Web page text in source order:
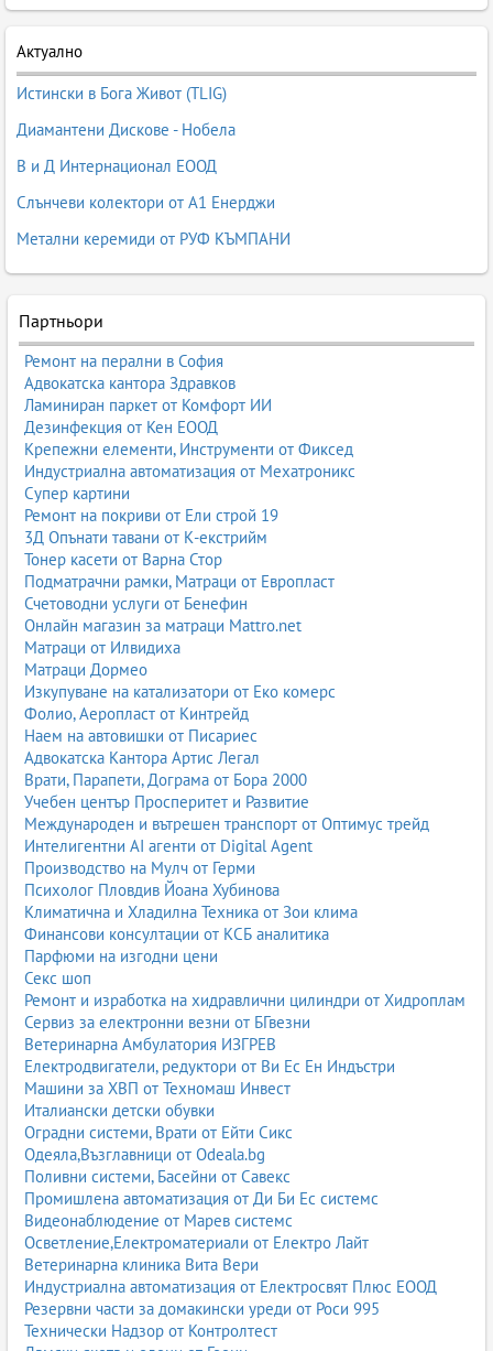
Актуално
Истински в Бога Живот (TLIG)
Диамантени Дискове - Нобела
В и Д Интернационал ЕООД
Слънчеви колектори от А1 Енерджи
Метални керемиди от РУФ КЪМПАНИ
Партньори
Ремонт на перални в София
Адвокатска кантора Здравков
Ламиниран паркет от Комфорт ИИ
Дезинфекция от Кен ЕООД
Крепежни елементи, Инструменти от Фиксед
Индустриална автоматизация от Мехатроникс
Супер картини
Ремонт на покриви от Ели строй 19
3Д Опънати тавани от К-екстрийм
Тонер касети от Варна Стор
Подматрачни рамки, Матраци от Европласт
Счетоводни услуги от Бенефин
Онлайн магазин за матраци Mattro.net
Матраци от Илвидиха
Матраци Дормео
Изкупуване на катализатори от Еко комерс
Фолио, Аеропласт от Кинтрейд
Наем на автовишки от Писариес
Адвокатска Кантора Артис Легал
Врати, Парапети, Дограма от Бора 2000
Учебен център Просперитет и Развитие
Международен и вътрешен транспорт от Оптимус трейд
Интелигентни AI агенти от Digital Agent
Производство на Мулч от Герми
Психолог Пловдив Йоана Хубинова
Климатична и Хладилна Техника от Зои клима
Финансови консултации от КСБ аналитика
Парфюми на изгодни цени
Секс шоп
Ремонт и изработка на хидравлични цилиндри от Хидроплам
Сервиз за електронни везни от БГвезни
Ветеринарна Амбулатория ИЗГРЕВ
Електродвигатели, редуктори от Ви Ес Ен Индъстри
Машини за ХВП от Техномаш Инвест
Италиански детски обувки
Оградни системи, Врати от Ейти Сикс
Одеяла,Възглавници от Odeala.bg
Поливни системи, Басейни от Савекс
Промишлена автоматизация от Ди Би Ес системс
Видеонаблюдение от Марев системс
Осветление,Електроматериали от Електро Лайт
Ветеринарна клиника Вита Вери
Индустриална автоматизация от Електросвят Плюс ЕООД
Резервни части за домакински уреди от Роси 995
Технически Надзор от Контролтест